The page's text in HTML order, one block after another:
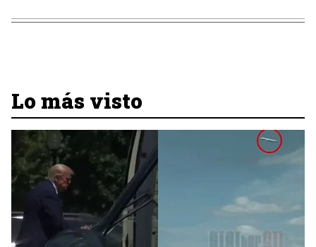
Lo más visto